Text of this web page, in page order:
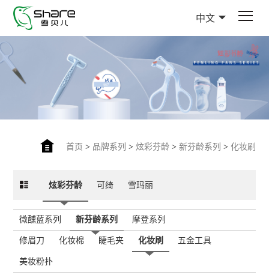
中文
首页 > 品牌系列 > 炫彩芬龄> 新芬龄系列 > 化妆刷
炫彩芬龄 可绮 雪玛丽
微醺蓝系列 新芬龄系列 摩登系列
修眉刀 化妆棉 睫毛夹 化妆刷 五金工具
美妆粉扑